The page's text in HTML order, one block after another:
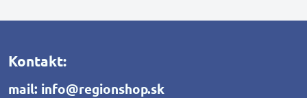
Kontakt:
mail: info@regionshop.sk